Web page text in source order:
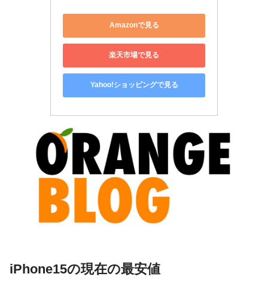
Amazonで見る
楽天市場で見る
Yahoo!ショッピングで見る
iPhone15の現在の最安値